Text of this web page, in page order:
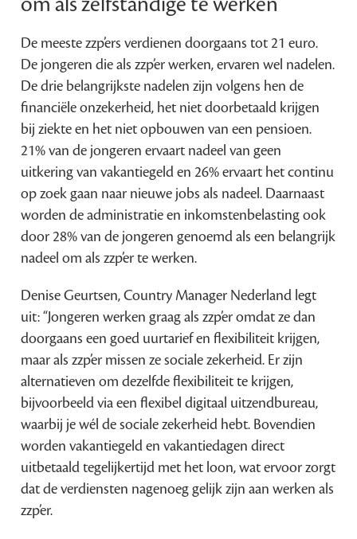
De meeste zzp’ers verdienen doorgaans tot 21 euro.
De jongeren die als zzp’er werken, ervaren wel nadelen.
De drie belangrijkste nadelen zijn volgens hen de
financiële onzekerheid, het niet doorbetaald krijgen
bij ziekte en het niet opbouwen van een pensioen.
21% van de jongeren ervaart nadeel van geen
uitkering van vakantiegeld en 26% ervaart het continu
op zoek gaan naar nieuwe jobs als nadeel. Daarnaast
worden de administratie en inkomstenbelasting ook
door 28% van de jongeren genoemd als een belangrijk
nadeel om als zzp’er te werken.
Denise Geurtsen, Country Manager Nederland legt
uit: “Jongeren werken graag als zzp’er omdat ze dan
doorgaans een goed uurtarief en flexibiliteit krijgen,
maar als zzp’er missen ze sociale zekerheid. Er zijn
alternatieven om dezelfde flexibiliteit te krijgen,
bijvoorbeeld via een flexibel digitaal uitzendbureau,
waarbij je wél de sociale zekerheid hebt. Bovendien
worden vakantiegeld en vakantiedagen direct
uitbetaald tegelijkertijd met het loon, wat ervoor zorgt
dat de verdiensten nagenoeg gelijk zijn aan werken als
zzp’er.